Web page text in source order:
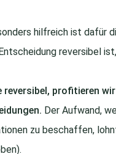
hilfreich ist dafür
reversibel
reversibel, profitieren
Der Aufwand,
zu beschaffen,